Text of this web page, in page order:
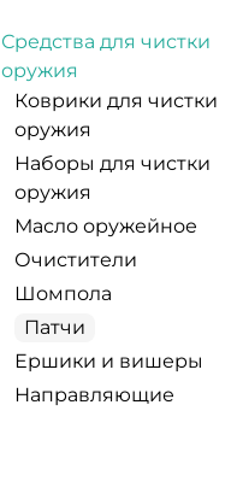
Средства для чистки
оружия
Коврики для чистки
оружия
Наборы для чистки
оружия
Масло оружейное
Очистители
Шомпола
Патчи
Ершики и вишеры
Направляющие